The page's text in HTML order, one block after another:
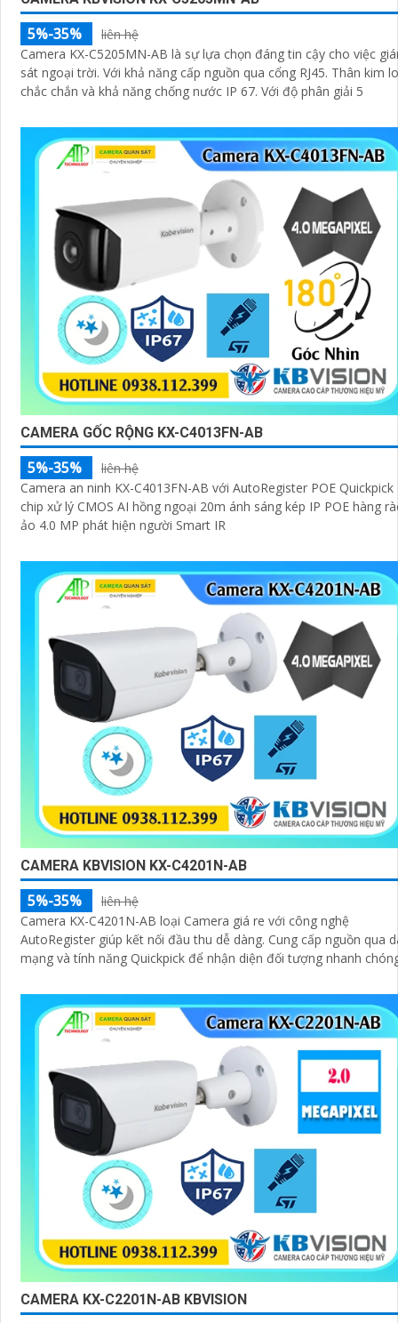
5%-35%
liên hệ
Camera KX-C5205MN-AB là sự lựa chọn đáng tin cậy cho việc
sát ngoại trời. Với khả năng cấp nguồn qua cổng RJ45. Thân kim loại
chắc chắn và khả năng chống nước IP 67. Với độ phân giải 5
CAMERA GỐC RỘNG KX-C4013FN-AB
5%-35%
liên hệ
Camera an ninh KX-C4013FN-AB với AutoRegister POE Quickpick
chip xử lý CMOS AI hồng ngoại 20m ánh sáng kép IP POE hàng
ảo 4.0 MP phát hiện người Smart IR
CAMERA KBVISION KX-C4201N-AB
5%-35%
liên hệ
Camera KX-C4201N-AB loại Camera giá re với công nghệ
AutoRegister giúp kết nối đầu thu dễ dàng. Cung cấp nguồn qua dây
mạng và tính năng Quickpick để nhận diện đối tượng nhanh
CAMERA KX-C2201N-AB KBVISION